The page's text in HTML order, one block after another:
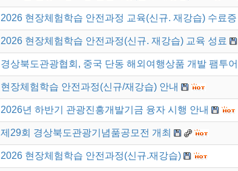
2026 현장체험학습 안전과정 교육(신규. 재강습) 수료
2026 현장체험학습 안전과정(신규. 재강습) 교육 성료
경상북도관광협회, 중국 단동 해외여행상품 개발 팸투
현장체험학습 안전과정(신규/재강습) 안내
2026년 하반기 관광진흥개발기금 융자 시행 안내
제29회 경상북도관광기념품공모전 개최
2026 현장체험학습 안전과정(신규.재강습)